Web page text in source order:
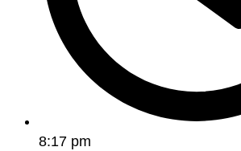
8:17 pm